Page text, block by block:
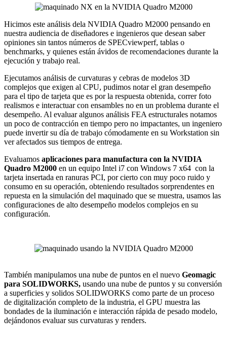
Hicimos este análisis dela NVIDIA Quadro M2000 pensando en
nuestra audiencia de diseñadores e ingenieros que desean saber
opiniones sin tantos números de SPECviewperf, tablas o
benchmarks, y quienes están ávidos de recomendaciones durante la
ejecución y trabajo real.
Ejecutamos análisis de curvaturas y cebras de modelos 3D
complejos que exigen al CPU, pudimos notar el gran desempeño
para el tipo de tarjeta que es por la respuesta obtenida, correr foto
realismos e interactuar con ensambles no en un problema durante el
desempeño. Al evaluar algunos análisis FEA estructurales notamos
un poco de contracción en tiempo pero no impactantes, un ingeniero
puede invertir su día de trabajo cómodamente en su Workstation sin
ver afectados sus tiempos de entrega.
Evaluamos aplicaciones para manufactura con la NVIDIA
Quadro M2000 en un equipo Intel i7 con Windows 7 x64 con la
tarjeta insertada en ranuras PCI, por cierto con muy poco ruido y
consumo en su operación, obteniendo resultados sorprendentes en
repuesta en la simulación del maquinado que se muestra, usamos las
configuraciones de alto desempeño modelos complejos en su
configuración.
También manipulamos una nube de puntos en el nuevo Geomagic
para SOLIDWORKS, usando una nube de puntos y su conversión
a superficies y solidos SOLIDWORKS como parte de un proceso
de digitalización completo de la industria, el GPU muestra las
bondades de la iluminación e interacción rápida de pesado modelo,
dejándonos evaluar sus curvaturas y renders.